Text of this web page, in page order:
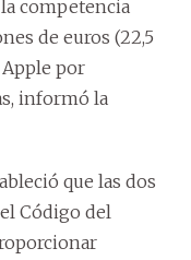
competencia
de euros (22,5
por
informó la
que las dos
Código del